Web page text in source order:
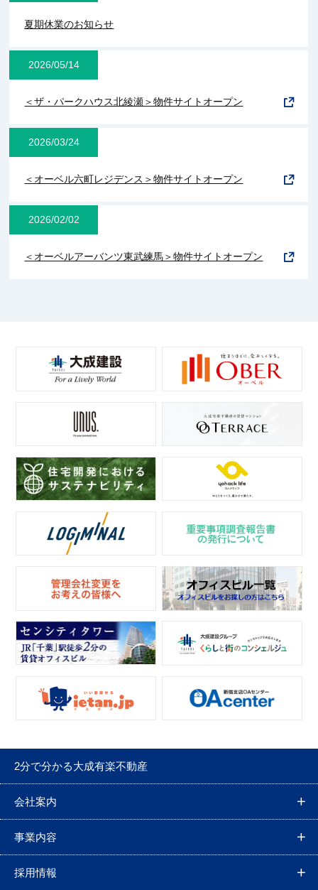
夏期休業のお知らせ
2026/05/14
＜ザ・パークハウス北綾瀬＞物件サイトオープン
2026/03/24
＜オーベル六町レジデンス＞物件サイトオープン
2026/02/02
＜オーベルアーバンツ東武練馬＞物件サイトオープン
2分で分かる大成有楽不動産
会社案内
事業内容
採用情報